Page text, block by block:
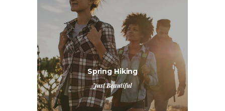
Spring Hiking
Just Beautiful